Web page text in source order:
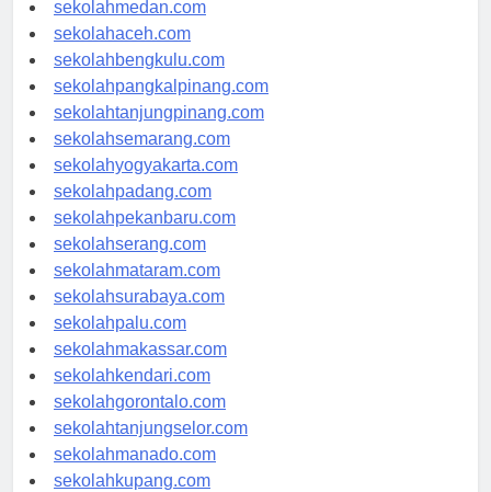
sekolahmedan.com
sekolahaceh.com
sekolahbengkulu.com
sekolahpangkalpinang.com
sekolahtanjungpinang.com
sekolahsemarang.com
sekolahyogyakarta.com
sekolahpadang.com
sekolahpekanbaru.com
sekolahserang.com
sekolahmataram.com
sekolahsurabaya.com
sekolahpalu.com
sekolahmakassar.com
sekolahkendari.com
sekolahgorontalo.com
sekolahtanjungselor.com
sekolahmanado.com
sekolahkupang.com